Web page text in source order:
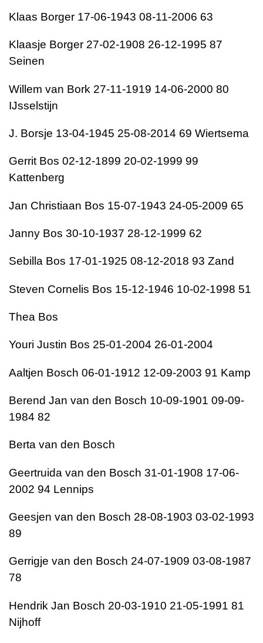
Klaas Borger 17-06-1943 08-11-2006 63
Klaasje Borger 27-02-1908 26-12-1995 87
Seinen
Willem van Bork 27-11-1919 14-06-2000 80
IJsselstijn
J. Borsje 13-04-1945 25-08-2014 69 Wiertsema
Gerrit Bos 02-12-1899 20-02-1999 99
Kattenberg
Jan Christiaan Bos 15-07-1943 24-05-2009 65
Janny Bos 30-10-1937 28-12-1999 62
Sebilla Bos 17-01-1925 08-12-2018 93 Zand
Steven Cornelis Bos 15-12-1946 10-02-1998 51
Thea Bos
Youri Justin Bos 25-01-2004 26-01-2004
Aaltjen Bosch 06-01-1912 12-09-2003 91 Kamp
Berend Jan van den Bosch 10-09-1901 09-09-
1984 82
Berta van den Bosch
Geertruida van den Bosch 31-01-1908 17-06-
2002 94 Lennips
Geesjen van den Bosch 28-08-1903 03-02-1993
89
Gerrigje van den Bosch 24-07-1909 03-08-1987
78
Hendrik Jan Bosch 20-03-1910 21-05-1991 81
Nijhoff